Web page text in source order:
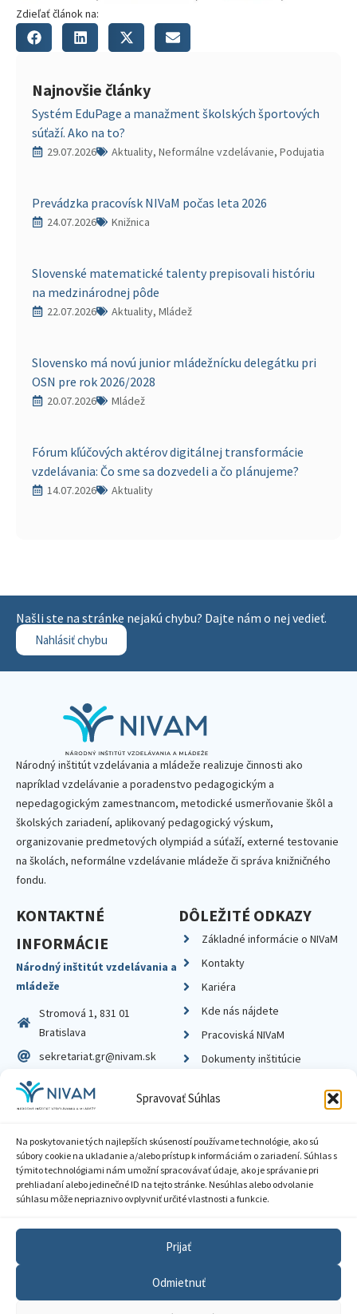
Spravovať Súhlas
Na poskytovanie tých najlepších skúseností používame technológie, ako sú
súbory cookie na ukladanie a/alebo prístup k informáciám o zariadení. Súhlas s
týmito technológiami nám umožní spracovávať údaje, ako je správanie pri
prehliadaní alebo jedinečné ID na tejto stránke. Nesúhlas alebo odvolanie
súhlasu môže nepriaznivo ovplyvniť určité vlastnosti a funkcie.
Prijať
Odmietnuť
Zdieľať článok na:
Najnovšie články
Systém EduPage a manažment školských športových
súťaží. Ako na to?
29.07.2026 Aktuality, Neformálne vzdelávanie, Podujatia
Prevádzka pracovísk NIVaM počas leta 2026
24.07.2026 Knižnica
Slovenské matematické talenty prepisovali históriu
na medzinárodnej pôde
22.07.2026 Aktuality, Mládež
Slovensko má novú junior mládežnícku delegátku pri
OSN pre rok 2026/2028
20.07.2026 Mládež
Fórum kľúčových aktérov digitálnej transformácie
vzdelávania: Čo sme sa dozvedeli a čo plánujeme?
14.07.2026 Aktuality
Našli ste na stránke nejakú chybu? Dajte nám o nej vedieť.
Nahlásiť chybu
Národný inštitút vzdelávania a mládeže realizuje činnosti ako
napríklad vzdelávanie a poradenstvo pedagogickým a
nepedagogickým zamestnancom, metodické usmerňovanie škôl a
školských zariadení, aplikovaný pedagogický výskum,
organizovanie predmetových olympiád a súťaží, externé testovanie
na školách, neformálne vzdelávanie mládeže či správa knižničného
fondu.
KONTAKTNÉ
INFORMÁCIE
Národný inštitút vzdelávania a
mládeže
Stromová 1, 831 01
Bratislava
sekretariat.gr@nivam.sk
IČO: 00164348
DIČ: 2020798714
DÔLEŽITÉ ODKAZY
Základné informácie o NIVaM
Kontakty
Kariéra
Kde nás nájdete
Pracoviská NIVaM
Dokumenty inštitúcie
Zásady ochrany súkromia
Sprístupnenie informácií
Nastavenia cookies